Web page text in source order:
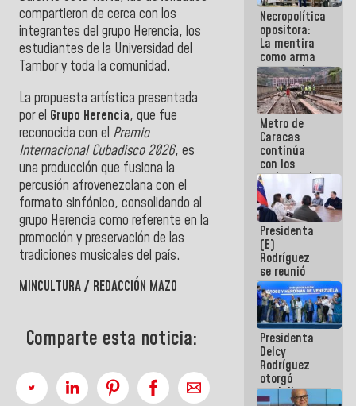
compartieron de cerca con los
integrantes del grupo Herencia, los
estudiantes de la Universidad del
Tambor y toda la comunidad.
La propuesta artística presentada
por el Grupo Herencia, que fue
reconocida con el Premio
Internacional Cubadisco 2026, es
una producción que fusiona la
percusión afrovenezolana con el
formato sinfónico, consolidando al
grupo Herencia como referente en la
promoción y preservación de las
tradiciones musicales del país.
MINCULTURA / REDACCIÓN MAZO
Comparte esta noticia:
escombros
en La Guaira
Necropolítica
opositora:
La mentira
como arma
contra el
Pueblo
Metro de
Caracas
continúa
con los
trabajos de
mantenimiento
e inspección
en la Línea 2
Presidenta
(E)
Rodríguez
se reunió
con Estado
Mayor
Eléctrico
para
abordar
planes de
acción
Presidenta
Delcy
Rodríguez
otorgó
medalla